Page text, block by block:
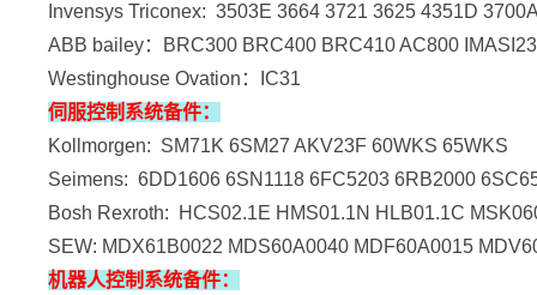
Invensys Triconex: 3503E 3664 3721 3625 4351D
ABB bailey：BRC300 BRC400 BRC410 AC800 IMASI23
Westinghouse Ovation：IC31
伺服控制系统备件：
Kollmorgen: SM71K 6SM27 AKV23F 60WKS 65WKS
Seimens: 6DD1606 6SN1118 6FC5203 6RB2000
Bosh Rexroth: HCS02.1E HMS01.1N HLB01.1C
SEW: MDX61B0022 MDS60A0040 MDF60A0015
机器人控制系统备件：